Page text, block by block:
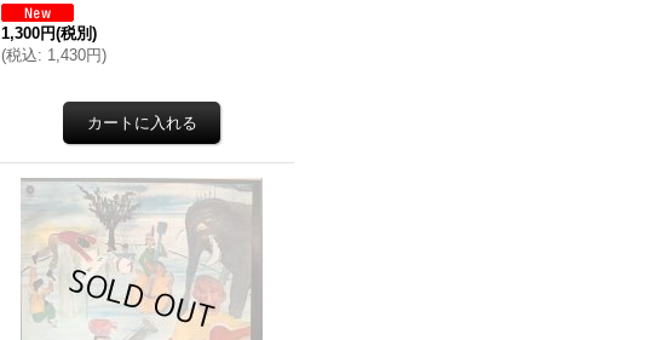
1,300円(税別)
(税込: 1,430円)